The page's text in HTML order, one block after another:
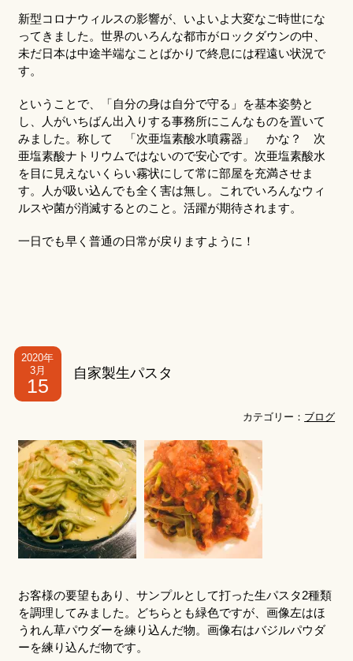
新型コロナウィルスの影響が、いよいよ大変なご時世にな
ってきました。世界のいろんな都市がロックダウンの中、
未だ日本は中途半端なことばかりで終息には程遠い状況で
す。
ということで、「自分の身は自分で守る」を基本姿勢と
し、人がいちばん出入りする事務所にこんなものを置いて
みました。称して 「次亜塩素酸水噴霧器」 かな？ 次
亜塩素酸ナトリウムではないので安心です。次亜塩素酸水
を目に見えないくらい霧状にして常に部屋を充満させま
す。人が吸い込んでも全く害は無し。これでいろんなウィ
ルスや菌が消滅するとのこと。活躍が期待されます。
一日でも早く普通の日常が戻りますように！
2020年
3月
15
自家製生パスタ
カテゴリー： ブログ
お客様の要望もあり、サンプルとして打った生パスタ2種類
を調理してみました。どちらとも緑色ですが、画像左はほ
うれん草パウダーを練り込んだ物。画像右はバジルパウダ
ーを練り込んだ物です。